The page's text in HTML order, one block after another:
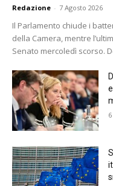
Redazione - 7 Agosto 2026
Il Parlamento chiude i
della Camera, mentre
Senato mercoledì scorso.